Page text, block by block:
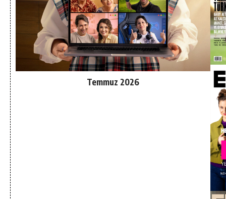
Temmuz 2026